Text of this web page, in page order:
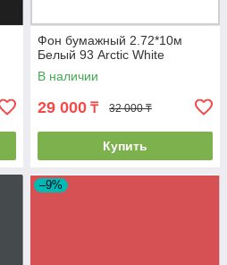
Фон бумажный 2.72*10м
Белый 93 Arctic White
В наличии
29 000 ₸ 32 000 ₸
Купить
–9%